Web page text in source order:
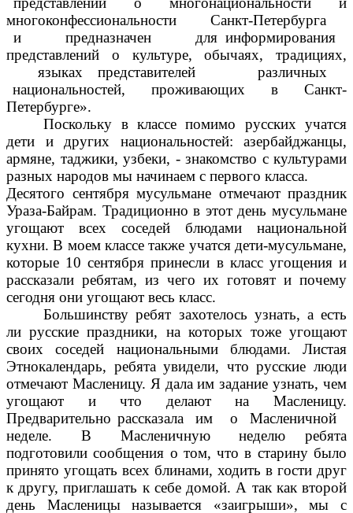
многоконфессиональности Санкт-Петербурга
и предназначен для информирования
представлений о культуре, обычаях, традициях,
языках представителей различных
национальностей, проживающих в Санкт-
Петербурге».
Поскольку в классе помимо русских учатся
дети и других национальностей: азербайджанцы,
армяне, таджики, узбеки, - знакомство с культурами
разных народов мы начинаем с первого класса.
Десятого сентября мусульмане отмечают праздник
Ураза-Байрам. Традиционно в этот день мусульмане
угощают всех соседей блюдами национальной
кухни. В моем классе также учатся дети-мусульмане,
которые 10 сентября принесли в класс угощения и
рассказали ребятам, из чего их готовят и почему
сегодня они угощают весь класс.
Большинству ребят захотелось узнать, а есть
ли русские праздники, на которых тоже угощают
своих соседей национальными блюдами. Листая
Этнокалендарь, ребята увидели, что русские люди
отмечают Масленицу. Я дала им задание узнать, чем
угощают и что делают на Масленицу.
Предварительно рассказала им о Масленичной
неделе. В Масленичную неделю ребята
подготовили сообщения о том, что в старину было
принято угощать всех блинами, ходить в гости друг
к другу, приглашать к себе домой. А так как второй
день Масленицы называется «заигрыши», мы с